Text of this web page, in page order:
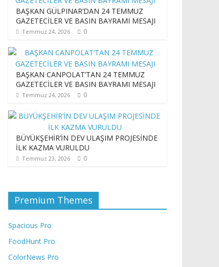
BAŞKAN GÜLPINAR’DAN 24 TEMMUZ
GAZETECİLER VE BASIN BAYRAMI MESAJI
Temmuz 24, 2026 0
BAŞKAN CANPOLAT’TAN 24 TEMMUZ
GAZETECİLER VE BASIN BAYRAMI MESAJI
Temmuz 24, 2026 0
BÜYÜKŞEHİR’İN DEV ULAŞIM PROJESİNDE
İLK KAZMA VURULDU
Temmuz 23, 2026 0
Premium Themes
Spacious Pro
FoodHunt Pro
ColorNews Pro